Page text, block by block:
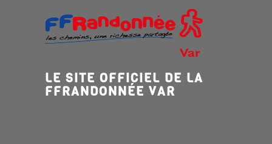
LE SITE OFFICIEL DE LA
FFRANDONNÉE VAR